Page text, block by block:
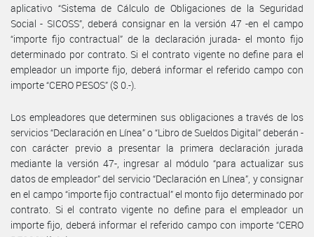
aplicativo “Sistema de Cálculo de Obligaciones de la Seguridad
Social - SICOSS”, deberá consignar en la versión 47 -en el campo
“importe fijo contractual” de la declaración jurada- el monto fijo
determinado por contrato. Si el contrato vigente no define para el
empleador un importe fijo, deberá informar el referido campo con
importe “CERO PESOS” ($ 0.-).
Los empleadores que determinen sus obligaciones a través de los
servicios “Declaración en Línea” o “Libro de Sueldos Digital” deberán -
con carácter previo a presentar la primera declaración jurada
mediante la versión 47-, ingresar al módulo “para actualizar sus
datos de empleador” del servicio “Declaración en Línea”, y consignar
en el campo “importe fijo contractual” el monto fijo determinado por
contrato. Si el contrato vigente no define para el empleador un
importe fijo, deberá informar el referido campo con importe “CERO